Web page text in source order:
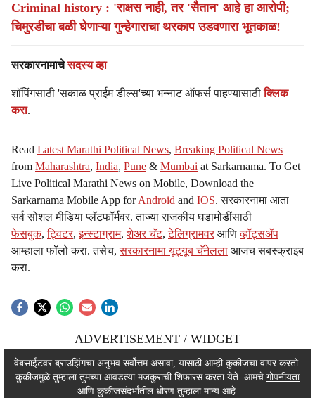
Criminal history : 'राक्षस नाही, तर 'सैतान' आहे हा आरोपी;
चिमुरडीचा बळी घेणाऱ्या गुन्हेगाराचा थरकाप उडवणारा भूतकाळ!
सरकारनामाचेसदस्य व्हा
शॉपिंगसाठी 'सकाळ प्राईम डील्स'च्या भन्नाट ऑफर्स पाहण्यासाठीक्लिक
करा.
Read Latest Marathi Political News, Breaking Political News
from Maharashtra, India, Pune & Mumbai at Sarkarnama. To Get
Live Political Marathi News on Mobile, Download the
Sarkarnama Mobile App forAndroid and IOS. सरकारनामा आता
सर्व सोशल मीडिया प्लॅटफॉर्मवर. ताज्या राजकीय घडामोडींसाठी
फेसबुक,ट्विटर,इन्स्टाग्राम,शेअर चॅट,टेलिग्रामवर आणिव्हॉट्सॲप
आम्हाला फॉलो करा. तसेच,सरकारनामा यूट्यूब चॅनेलला आजच सबस्क्राइब
करा.
ADVERTISEMENT / WIDGET
ADVERTISEMENT / WIDGET
ADVERTISEMENT / WIDGET
वेबसाईटवर ब्राउझिंगचा अनुभव सर्वोत्तम असावा, यासाठी आम्ही कुकीजचा वापर करतो.
कुकीजमुळे तुम्हाला तुमच्या आवडत्या मजकुराची शिफारस करता येते. आमचे गोपनीयता
आणि कुकीजसंदर्भातील धोरण तुम्हाला मान्य आहे.